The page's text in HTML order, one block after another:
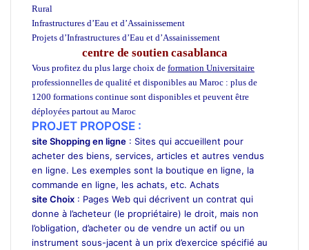
Rural
Infrastructures d’Eau et d’Assainissement
Projets d’Infrastructures d’Eau et d’Assainissement
centre de soutien casablanca
Vous profitez du plus large choix de formation Universitaire
professionnelles de qualité et disponibles au Maroc : plus de
1200 formations continue sont disponibles et peuvent être
déployées partout au Maroc
PROJET PROPOSE :
site Shopping en ligne : Sites qui accueillent pour
acheter des biens, services, articles et autres vendus
en ligne. Les exemples sont la boutique en ligne, la
commande en ligne, les achats, etc. Achats
site Choix : Pages Web qui décrivent un contrat qui
donne à l’acheteur (le propriétaire) le droit, mais non
l’obligation, d’acheter ou de vendre un actif ou un
instrument sous-jacent à un prix d’exercice spécifié au